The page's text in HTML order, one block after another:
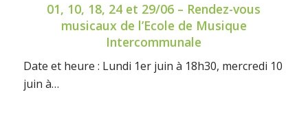
01, 10, 18, 24 et 29/06 – Rendez-vous
musicaux de l’Ecole de Musique
Intercommunale
Date et heure : Lundi 1er juin à 18h30, mercredi 10
juin à…